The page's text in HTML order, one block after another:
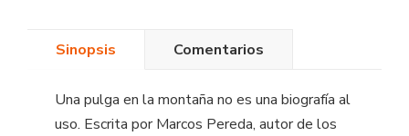
Sinopsis Comentarios
Una pulga en la montaña no es una biografía al
uso. Escrita por Marcos Pereda, autor de los